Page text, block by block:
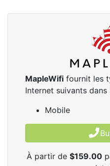
MapleWifi fournit les
Internet suivants dans
Mobile
À partir de $159.00